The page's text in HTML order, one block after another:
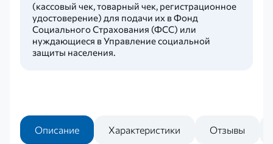
(кассовый чек, товарный чек, регистрационное
удостоверение) для подачи их в Фонд
Социального Страхования (ФСС) или
нуждающиеся в Управление социальной
защиты населения.
Описание Характеристики Отзывы